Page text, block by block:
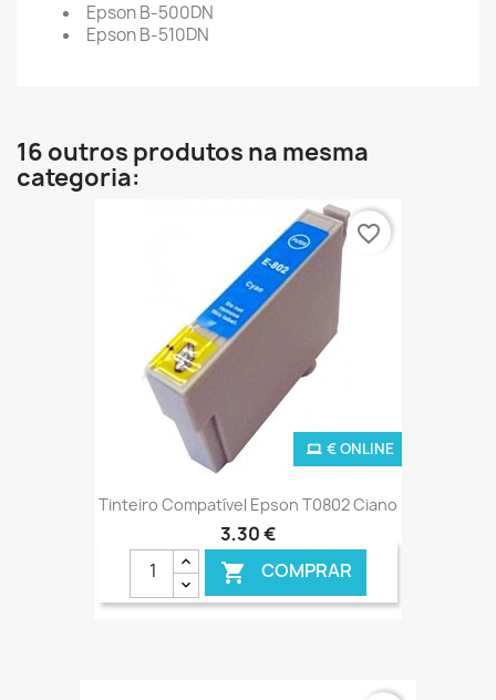
Epson B-500DN
Epson B-510DN
16 outros produtos na mesma
categoria:
Tinteiro Compatível Epson T0802 Ciano
3,30 €
 COMPRAR
€ ONLINE
favorite_border